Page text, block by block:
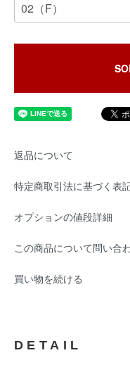
返品について
特定商取引法に基づく表
オプションの値段詳細
この商品について問い合
買い物を続ける
DETAIL